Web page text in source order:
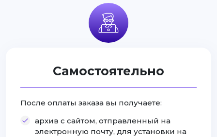
Самостоятельно
После оплаты заказа вы получаете:
архив с сайтом, отправленный на
электронную почту, для установки на